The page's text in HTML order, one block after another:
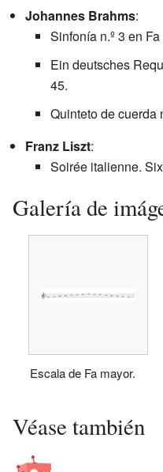
Johannes Brahms:
Sinfonía n.º 3 en
Ein deutsches
45.
Quinteto de cuerda
Franz Liszt:
Soirée italienne.
Galería de
Escala de Fa mayor.
Véase también